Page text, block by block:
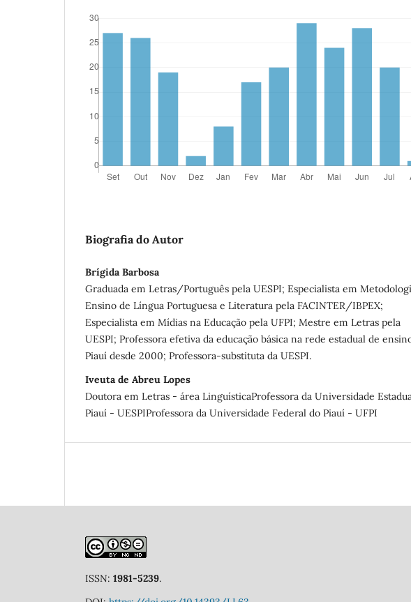
Biografia do Autor
Brígida Barbosa
Graduada em Letras/Português pela UESPI; Especialista em
Ensino de Língua Portuguesa e Literatura pela FACINTER/IBPEX;
Especialista em Mídias na Educação pela UFPI; Mestre em Letras pela
UESPI; Professora efetiva da educação básica na rede estadual de
Piauí desde 2000; Professora-substituta da UESPI.
Iveuta de Abreu Lopes
Doutora em Letras - área LinguísticaProfessora da Universidade
Piauí - UESPIProfessora da Universidade Federal do Piauí - UFPI
ISSN: 1981-5239.